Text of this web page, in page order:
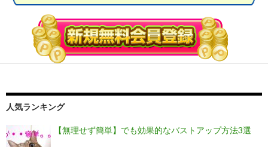
人気ランキング
【無理せず簡単】でも効果的なバストアップ方法3選